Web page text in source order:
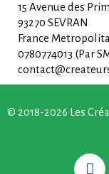
15 Avenue des
93270 SEVRAN
France
0780774013 (Par
© 2018-2026 Les